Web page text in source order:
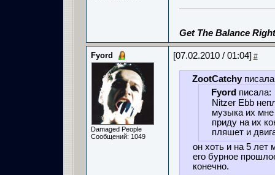
Get The Balance
Fyord
Damaged People
Сообщений: 1049
[07.02.2010 / 01:04] #
ZootCatchy
Fyord писала:
Nitzer Ebb
музыка их
приду на их
пляшет и
он хоть и на 5 лет
его бурное
конечно.